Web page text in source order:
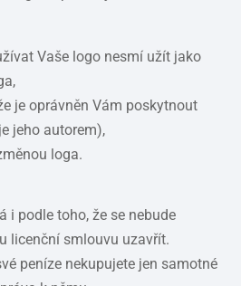
Vaše logo nesmí užít jako
je oprávněn Vám poskytnout
jeho autorem),
loga.
i podle toho, že se nebude
licenční smlouvu uzavřít.
peníze nekupujete jen samotné